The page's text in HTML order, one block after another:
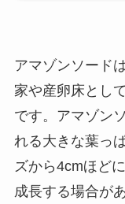
アマゾンソード
家や産卵床とし
です。アマゾン
れる大きな葉っ
ズから4cmほど
成長する場合が